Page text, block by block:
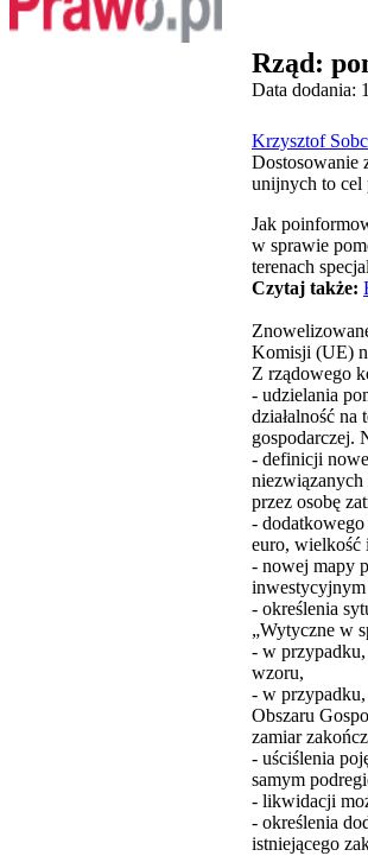
Rząd:
Data dodania:
Krzysztof
Dostosowanie
unijnych to cel
Jak
w sprawie
terenach
Czytaj także:
Komisji (UE)
Z rządowego
- udzielania
działalność
gospodarczej.
- definicji
niezwiązanych
przez osobę
-
euro, wielkość
- nowej mapy
inwestycyjnym
- określenia
„Wytyczne w
- w
wzoru,
- w przypadku,
Obszaru
zamiar
- uściślenia
samym
- likwidacji
- określenia
istniejącego